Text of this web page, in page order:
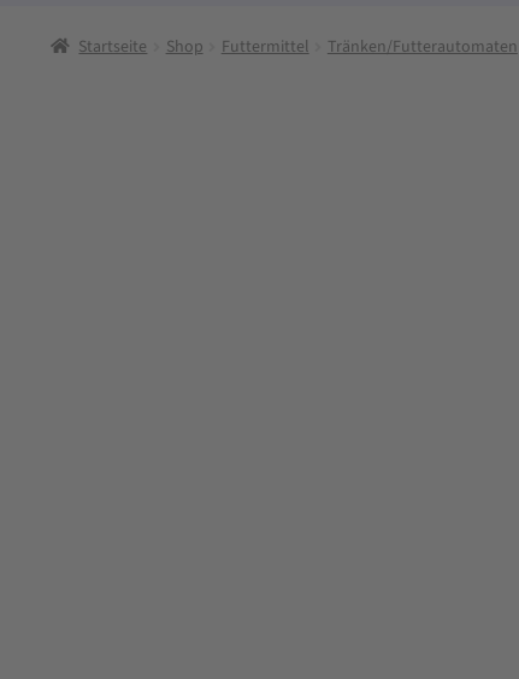
Startseite Shop Futtermittel Tränken/Futterautomaten